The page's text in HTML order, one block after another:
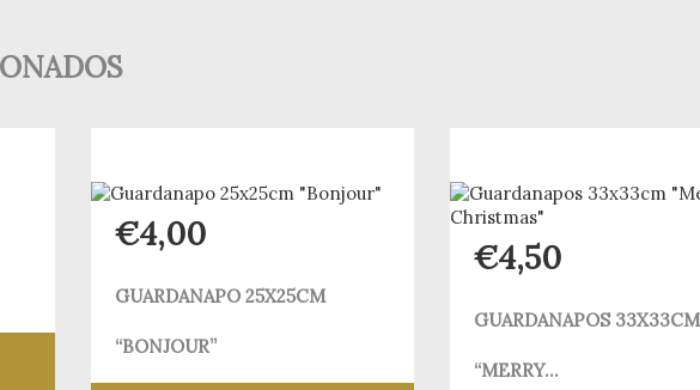
€4,00
GUARDANAPO 25X25CM
“BONJOUR”
€4,50
GUARDANAPOS 33X33CM
“MERRY...